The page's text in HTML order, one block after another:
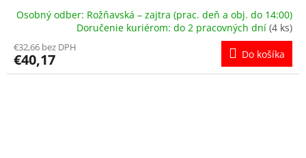
Osobný odber: Rožňavská – zajtra (prac. deň a obj. do 14:00)
Doručenie kuriérom: do 2 pracovných dní (4 ks)
€32,66 bez DPH
€40,17 Do košíka